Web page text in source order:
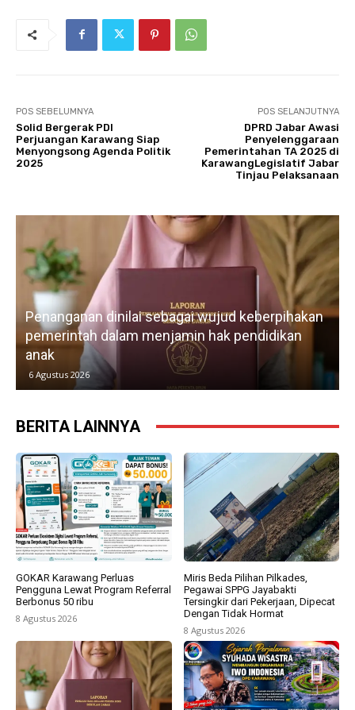
POS SEBELUMNYA
Solid Bergerak PDI
Perjuangan Karawang Siap
Menyongsong Agenda Politik
2025
POS SELANJUTNYA
DPRD Jabar Awasi
Penyelenggaraan
Pemerintahan TA 2025 di
KarawangLegislatif Jabar
Tinjau Pelaksanaan
Penanganan dinilai sebagai wujud keberpihakan
pemerintah dalam menjamin hak pendidikan
anak
6 Agustus 2026
BERITA LAINNYA
GOKAR Karawang Perluas
Pengguna Lewat Program Referral
Berbonus 50 ribu
8 Agustus 2026
Miris Beda Pilihan Pilkades,
Pegawai SPPG Jayabakti
Tersingkir dari Pekerjaan, Dipecat
Dengan Tidak Hormat
8 Agustus 2026